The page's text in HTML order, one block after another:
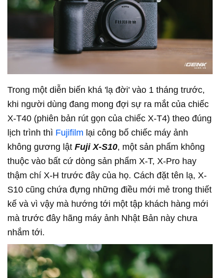
Trong một diễn biến khá 'lạ đời' vào 1 tháng trước,
khi người dùng đang mong đợi sự ra mắt của chiếc
X-T40 (phiên bản rút gọn của chiếc X-T4) theo đúng
lịch trình thì Fujifilm lại công bố chiếc máy ảnh
không gương lật Fuji X-S10, một sản phẩm không
thuộc vào bất cứ dòng sản phẩm X-T, X-Pro hay
thậm chí X-H trước đây của họ. Cách đặt tên lạ, X-
S10 cũng chứa đựng những điều mới mẻ trong thiết
kế và vì vậy mà hướng tới một tập khách hàng mới
mà trước đây hãng máy ảnh Nhật Bản này chưa
nhắm tới.